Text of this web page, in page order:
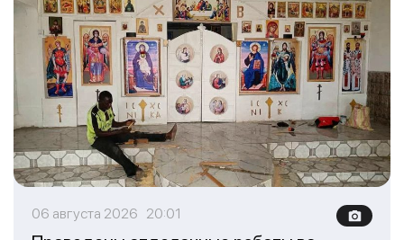
06 августа 2026 20:01